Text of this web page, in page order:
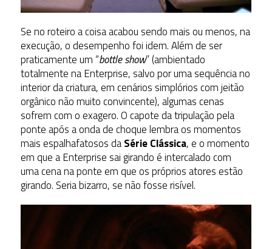
Se no roteiro a coisa acabou sendo mais ou menos, na
execução, o desempenho foi idem. Além de ser
praticamente um “bottle show” (ambientado
totalmente na Enterprise, salvo por uma sequência no
interior da criatura, em cenários simplórios com jeitão
orgânico não muito convincente), algumas cenas
sofrem com o exagero. O capote da tripulação pela
ponte após a onda de choque lembra os momentos
mais espalhafatosos daSérie Clássica, e o momento
em que a Enterprise sai girando é intercalado com
uma cena na ponte em que os próprios atores estão
girando. Seria bizarro, se não fosse risível.